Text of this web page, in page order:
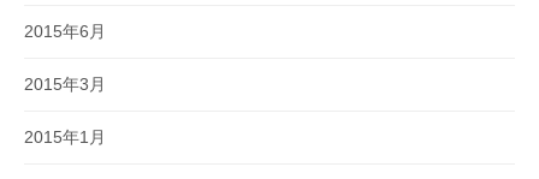
2015年6月
2015年3月
2015年1月